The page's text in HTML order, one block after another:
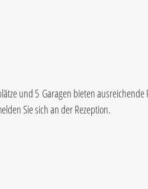
und 5 Garagen bieten ausreichende
Sie sich an der Rezeption.